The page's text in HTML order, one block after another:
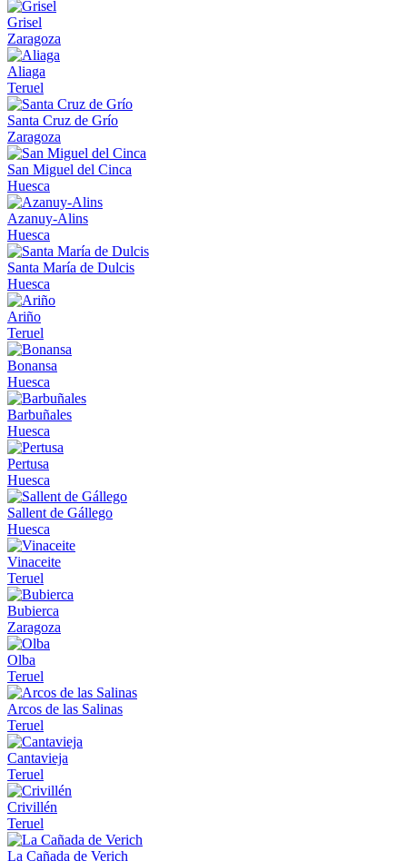
Grisel
Zaragoza
Aliaga
Teruel
Santa Cruz de Grío
Zaragoza
San Miguel del Cinca
Huesca
Azanuy-Alins
Huesca
Santa María de Dulcis
Huesca
Ariño
Teruel
Bonansa
Huesca
Barbuñales
Huesca
Pertusa
Huesca
Sallent de Gállego
Huesca
Vinaceite
Teruel
Bubierca
Zaragoza
Olba
Teruel
Arcos de las Salinas
Teruel
Cantavieja
Teruel
Crivillén
Teruel
La Cañada de Verich